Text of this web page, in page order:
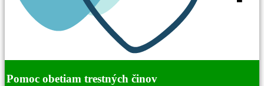
Pomoc obetiam trestných činov